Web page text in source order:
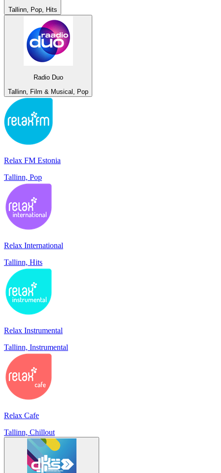
Tallinn, Pop, Hits
Radio Duo
Tallinn, Film & Musical, Pop
Relax FM Estonia
Tallinn, Pop
Relax International
Tallinn, Hits
Relax Instrumental
Tallinn, Instrumental
Relax Cafe
Tallinn, Chillout